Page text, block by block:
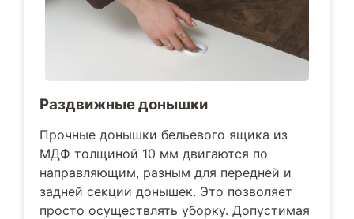
Раздвижные донышки
Прочные донышки бельевого ящика из
МДФ толщиной 10 мм двигаются по
направляющим, разным для передней и
задней секции донышек. Это позволяет
просто осуществлять уборку. Допустимая